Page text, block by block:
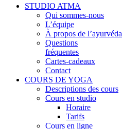
Close
STUDIO ATMA
Qui sommes-nous
L’équipe
À propos de l’ayurvéda
Questions
fréquentes
Cartes-cadeaux
Contact
COURS DE YOGA
Descriptions des cours
Cours en studio
Horaire
Tarifs
Cours en ligne